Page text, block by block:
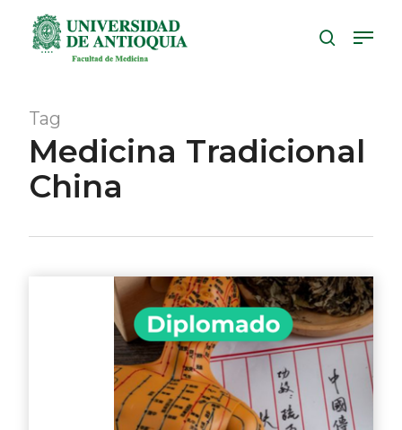
search
Menu
Tag
Medicina Tradicional
China